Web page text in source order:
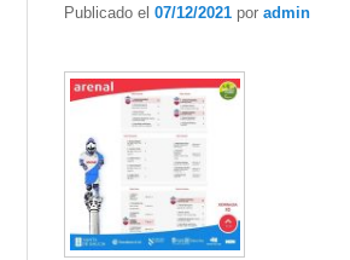
Publicado el07/12/2021 poradmin